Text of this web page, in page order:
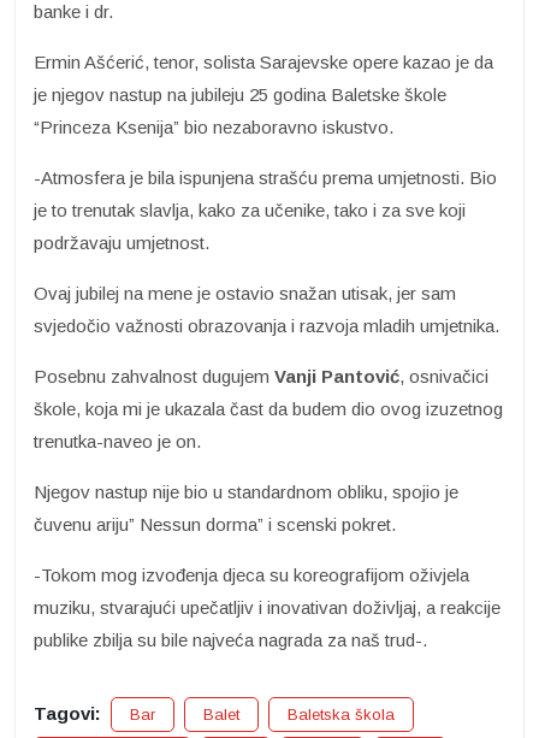
banke i dr.
Ermin Ašćerić, tenor, solista Sarajevske opere kazao je da
je njegov nastup na jubileju 25 godina Baletske škole
“Princeza Ksenija” bio nezaboravno iskustvo.
-Atmosfera je bila ispunjena strašću prema umjetnosti. Bio
je to trenutak slavlja, kako za učenike, tako i za sve koji
podržavaju umjetnost.
Ovaj jubilej na mene je ostavio snažan utisak, jer sam
svjedočio važnosti obrazovanja i razvoja mladih umjetnika.
Posebnu zahvalnost dugujem Vanji Pantović, osnivačici
škole, koja mi je ukazala čast da budem dio ovog izuzetnog
trenutka-naveo je on.
Njegov nastup nije bio u standardnom obliku, spojio je
čuvenu ariju” Nessun dorma” i scenski pokret.
-Tokom mog izvođenja djeca su koreografijom oživjela
muziku, stvarajući upečatljiv i inovativan doživljaj, a reakcije
publike zbilja su bile najveća nagrada za naš trud-.
Tagovi: Bar Balet Baletska škola